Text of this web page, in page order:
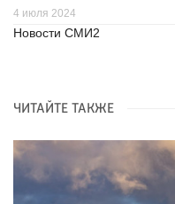
4 июля 2024
Новости СМИ2
ЧИТАЙТЕ ТАКЖЕ